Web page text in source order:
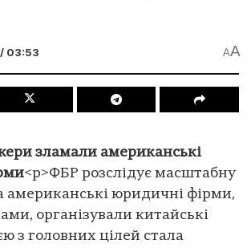
03:53 AA
зламали американські
<p>ФБР розслідує масштабну
американські юридичні фірми,
організували китайські
з головних цілей стала